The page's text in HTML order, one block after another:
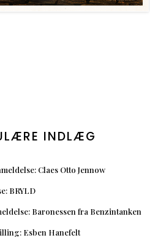
INDLÆG
Claes Otto Jennow
BRYLD
Baronessen fra Benzintanken
Esben Hanefelt